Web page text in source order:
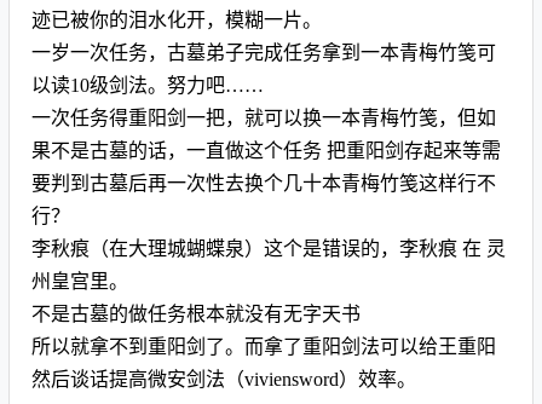
迹已被你的泪水化开，模糊一片。
一岁一次任务，古墓弟子完成任务拿到一本青梅竹笺可
以读10级剑法。努力吧……
一次任务得重阳剑一把，就可以换一本青梅竹笺，但如
果不是古墓的话，一直做这个任务 把重阳剑存起来等需
要判到古墓后再一次性去换个几十本青梅竹笺这样行不
行？
李秋痕（在大理城蝴蝶泉）这个是错误的，李秋痕 在 灵
州皇宫里。
不是古墓的做任务根本就没有无字天书
所以就拿不到重阳剑了。而拿了重阳剑法可以给王重阳
然后谈话提高微安剑法（viviensword）效率。